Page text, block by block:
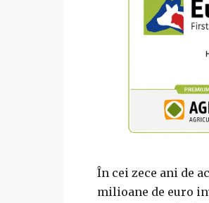
În cei zece ani de
milioane de euro